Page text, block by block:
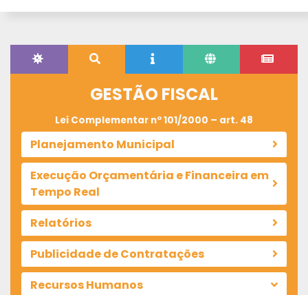
GESTÃO FISCAL
Lei Complementar nº 101/2000 – art. 48
Planejamento Municipal
Execução Orçamentária e Financeira em
Tempo Real
Relatórios
Publicidade de Contratações
Recursos Humanos